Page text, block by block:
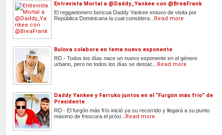
Entrevista Mortal a @Daddy_Yankee con @BreaFrank
El reggaetonero boricua Daddy Yankee estuvo de visita por
República Dominicana la cual considera...
Read more
Bulova colabora en tema nuevo exponente
RD.- Todos los días nace un nuevo exponente en el género
urbano, pero no todos los días se destac...
Read more
Daddy Yankee y Farruko juntos en el “Furgón más frío” de
Presidente
RD.- El furgón más frío inició ya su recorrido y llegará a su punto
máximo de frescura el próxi...
Read more